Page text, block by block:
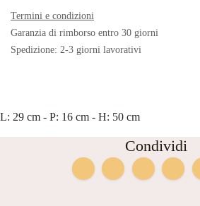
Termini e condizioni
Garanzia di rimborso entro 30 giorni
Spedizione: 2-3 giorni lavorativi
L: 29 cm - P: 16 cm - H: 50 cm
Condividi